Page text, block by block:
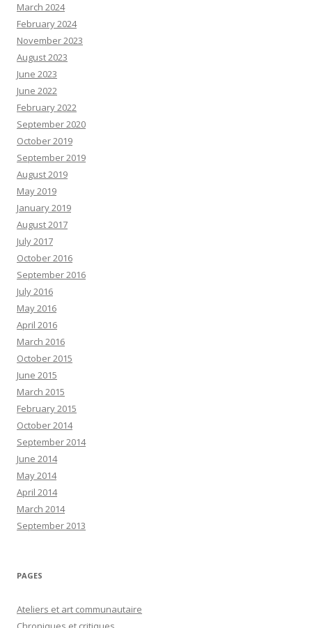
March 2024
February 2024
November 2023
August 2023
June 2023
June 2022
February 2022
September 2020
October 2019
September 2019
August 2019
May 2019
January 2019
August 2017
July 2017
October 2016
September 2016
July 2016
May 2016
April 2016
March 2016
October 2015
June 2015
March 2015
February 2015
October 2014
September 2014
June 2014
May 2014
April 2014
March 2014
September 2013
PAGES
Ateliers et art communautaire